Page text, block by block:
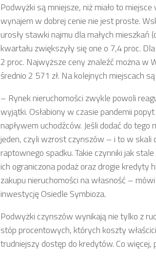
Podwyżki są mniejsze, niż miało to
wynajem w dobrej cenie nie jest proste.
urosły stawki najmu dla małych mieszkań
kwartału zwiększyły się one o 7,4 proc.
2 proc. Najwyższe ceny znaleźć można w
średnio 2 571 zł. Na kolejnych miejscach
– Rynek nieruchomości zwykle powoli
wyjątki. Osłabiony w czasie pandemii
napływem uchodźców. Jeśli dodać do
jeden, czyli wzrost czynszów – i to w skali
raptownego spadku. Takie czynniki jak
ich ograniczona podaż oraz drogie
zakupu nieruchomości na własność –
inwestycję Osiedle Symbioza.
Podwyżki czynszów wynikają nie tylko z
stóp procentowych, których koszty
trudniejszy dostęp do kredytów. Co